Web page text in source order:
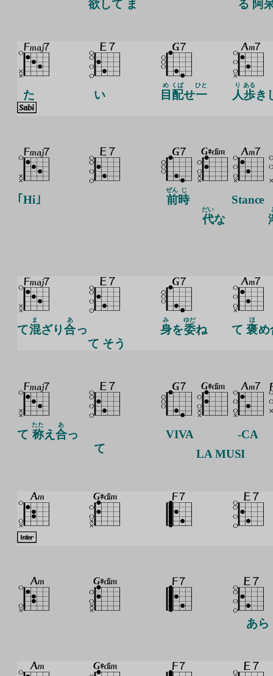
欲して ま る 阿
た い 目
め
配
くば
せ一
ひと
人
り
歩
ある
き
｢Hi｣ 前
ぜん
時
じ
代
だい
な
Stance
て混
ま
ざり合
あ
っ
て そう
身
み
を委
ゆだ
ね て褒
ほ
め
て 称
たた
え 合
あ
っ
て
VIVA
LA MUSI
-CA
あら